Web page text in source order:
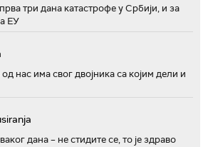
три дана катастрофе у Србији, и за
ЕУ
нас има свог двојника са којим дели и
дана – не стидите се, то је здраво